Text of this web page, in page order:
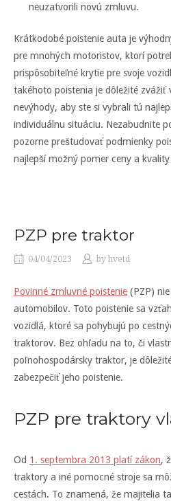
neuzatvorili novú zmluvu.
Krátkodobé poistenie auta je
pre mnohých motoristov, ktorí
prispôsobiteľné krytie pre svoje
takéhoto poistenia je dôležité zvážiť
nevýhody, aby ste si vybrali tú
individuálnu situáciu. Nezabudnite
pozorne preštudovať podmienky
najlepší možný pomer ceny a kvality
PZP pre traktor
04/04/2023 by hvetd
Povinné zmluvné poistenie (PZP)
automobilov. Toto poistenie sa
vozidlá, ktoré sa pohybujú po
traktorov. Bez ohľadu na to, či
poľnohospodársky traktor, je
zabezpečiť jeho poistenie.
PZP pre traktory
Od 1. septembra 2013 platí zákon,
traktory a iné pomocné stroje sa
cestách. To znamená, že majitelia